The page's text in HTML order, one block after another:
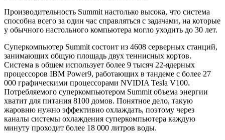
Производительность Summit настолько высока, что система
способна всего за один час справляться с задачами, на которые
у обычного настольного компьютера могло уходить до 30 лет.
Суперкомпьютер Summit состоит из 4608 серверных станций,
занимающих общую площадь двух теннисных кортов.
Система в общем использует более 9 тысяч 22-ядерных
процессоров IBM Power9, работающих в тандеме с более 27
000 графическими процессорами NVIDIA Tesla V100.
Потребляемого суперкомпьютером Summit объема энергии
хватит для питания 8100 домов. Понятное дело, такую
жаровню нужно эффективно охлаждать, поэтому через
каналы системы охлаждения суперкомпьютера каждую
минуту проходит более 18 000 литров воды.